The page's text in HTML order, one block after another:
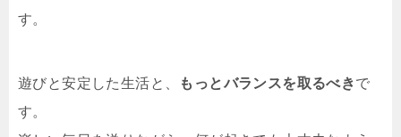
す。
遊びと安定した生活と、 もっとバランスを取るべきで
す。